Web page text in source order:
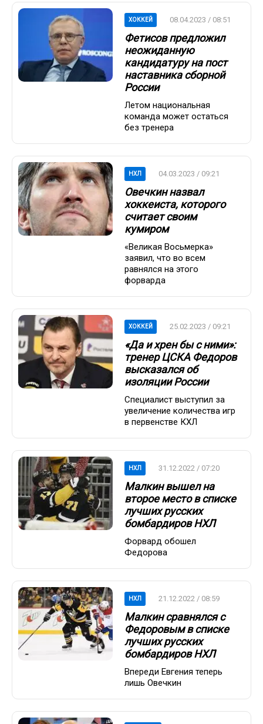
ХОККЕЙ 08.04.2023 / 08:51
Фетисов предложил
неожиданную
кандидатуру на пост
наставника сборной
России
Летом национальная
команда может остаться
без тренера
НХЛ 04.03.2023 / 09:21
Овечкин назвал
хоккеиста, которого
считает своим
кумиром
«Великая Восьмерка»
заявил, что во всем
равнялся на этого
форварда
ХОККЕЙ 25.02.2023 / 09:21
«Да и хрен бы с ними»:
тренер ЦСКА Федоров
высказался об
изоляции России
Специалист выступил за
увеличение количества игр
в первенстве КХЛ
НХЛ 31.12.2022 / 07:20
Малкин вышел на
второе место в списке
лучших русских
бомбардиров НХЛ
Форвард обошел
Федорова
НХЛ 21.12.2022 / 08:59
Малкин сравнялся с
Федоровым в списке
лучших русских
бомбардиров НХЛ
Впереди Евгения теперь
лишь Овечкин